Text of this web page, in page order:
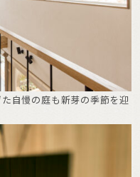
自慢の庭も新芽の季節を迎